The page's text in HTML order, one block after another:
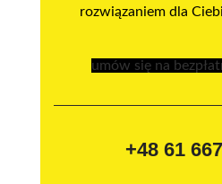
rozwiązaniem dla
umów się na
+48 61